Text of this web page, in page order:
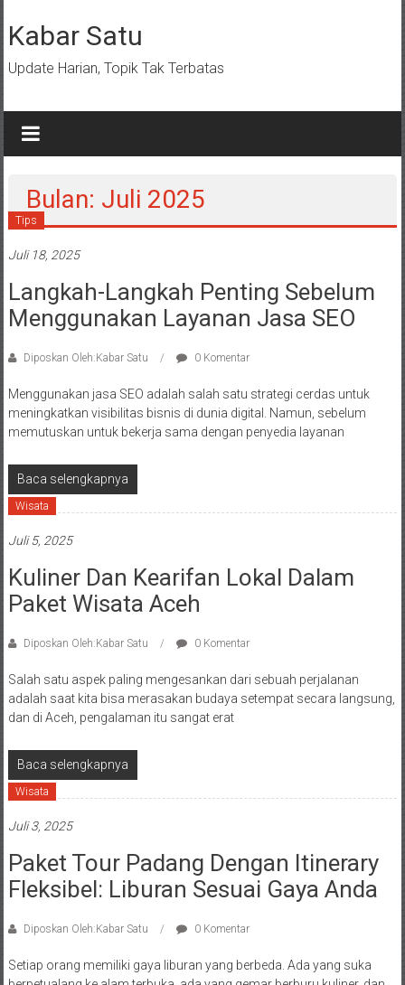
ke
konten
Kabar Satu
Update Harian, Topik Tak Terbatas
Bulan: Juli 2025
Tips
Juli 18, 2025
Langkah-Langkah Penting Sebelum
Menggunakan Layanan Jasa SEO
Diposkan Oleh:Kabar Satu 0 Komentar
Menggunakan jasa SEO adalah salah satu strategi cerdas untuk
meningkatkan visibilitas bisnis di dunia digital. Namun, sebelum
memutuskan untuk bekerja sama dengan penyedia layanan
Baca selengkapnya
Wisata
Juli 5, 2025
Kuliner Dan Kearifan Lokal Dalam
Paket Wisata Aceh
Diposkan Oleh:Kabar Satu 0 Komentar
Salah satu aspek paling mengesankan dari sebuah perjalanan
adalah saat kita bisa merasakan budaya setempat secara langsung,
dan di Aceh, pengalaman itu sangat erat
Baca selengkapnya
Wisata
Juli 3, 2025
Paket Tour Padang Dengan Itinerary
Fleksibel: Liburan Sesuai Gaya Anda
Diposkan Oleh:Kabar Satu 0 Komentar
Setiap orang memiliki gaya liburan yang berbeda. Ada yang suka